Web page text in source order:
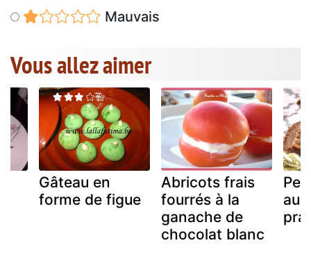
Mauvais
Vous allez aimer
Gâteau en
forme de figue
Abricots frais
fourrés à la
ganache de
chocolat blanc